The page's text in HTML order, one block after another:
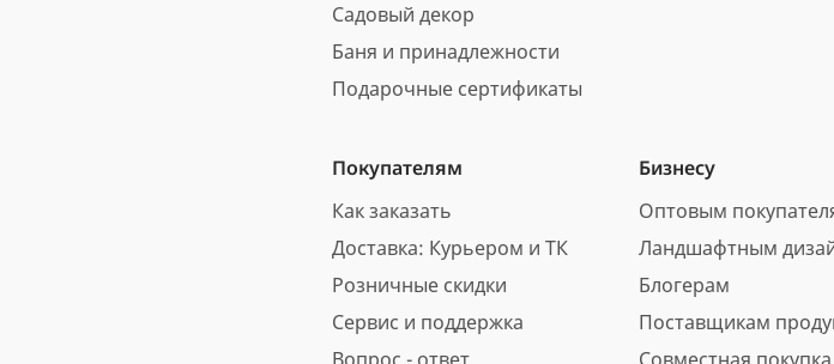
Садовый декор
Баня и принадлежности
Подарочные сертификаты
Покупателям
Как заказать
Доставка: Курьером и ТК
Розничные скидки
Сервис и поддержка
Бизнесу
Оптовым
Ландшафтным
Блогерам
Поставщикам